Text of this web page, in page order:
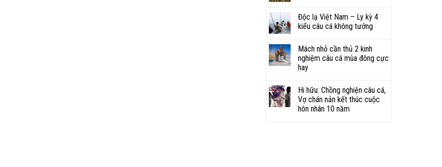
Độc lạ Việt Nam – Ly kỳ 4
kiểu câu cá không tưởng
Mách nhỏ cần thủ 2 kinh
nghiệm câu cá mùa đông cực
hay
Hi hữu: Chồng nghiện câu cá,
Vợ chán nản kết thúc cuộc
hôn nhân 10 năm